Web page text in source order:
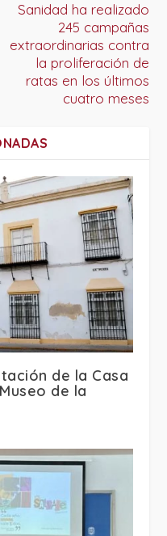
Sanidad ha realizado
245 campañas
extraordinarias contra
la proliferación de
ratas en los últimos
cuatro meses
de la Casa
de la